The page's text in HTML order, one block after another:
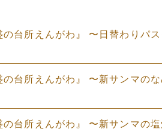
台所えんがわ』 〜日替わりパス
台所えんがわ』 〜新サンマの
台所えんがわ』 〜新サンマの塩